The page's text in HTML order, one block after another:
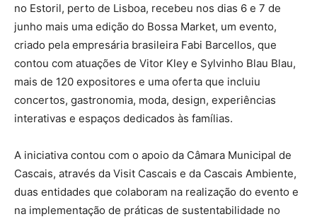
no Estoril, perto de Lisboa, recebeu nos dias 6 e 7 de
junho mais uma edição do Bossa Market, um evento,
criado pela empresária brasileira Fabi Barcellos, que
contou com atuações de Vitor Kley e Sylvinho Blau Blau,
mais de 120 expositores e uma oferta que incluiu
concertos, gastronomia, moda, design, experiências
interativas e espaços dedicados às famílias.
A iniciativa contou com o apoio da Câmara Municipal de
Cascais, através da Visit Cascais e da Cascais Ambiente,
duas entidades que colaboram na realização do evento e
na implementação de práticas de sustentabilidade no